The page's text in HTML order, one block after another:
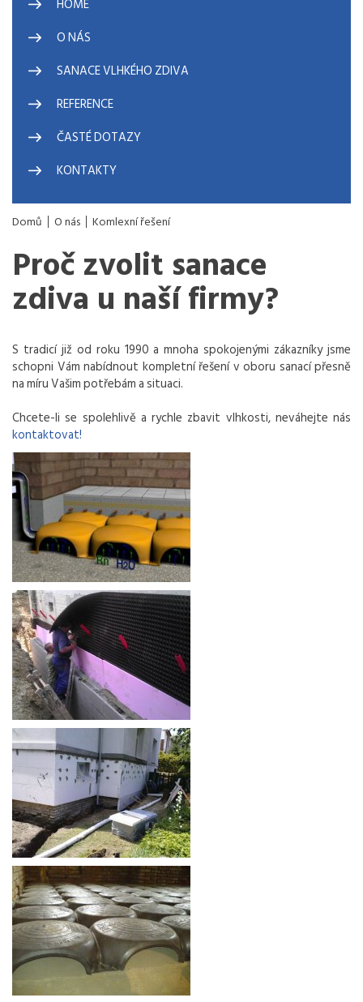
HOME
O NÁS
SANACE VLHKÉHO ZDIVA
REFERENCE
ČASTÉ DOTAZY
KONTAKTY
Domů O nás Komlexní řešení
Proč zvolit sanace
zdiva u naší firmy?
S tradicí již od roku 1990 a mnoha spokojenými zákazníky jsme
schopni Vám nabídnout kompletní řešení v oboru sanací přesně
na míru Vašim potřebám a situaci.
Chcete-li se spolehlivě a rychle zbavit vlhkosti, neváhejte nás
kontaktovat!